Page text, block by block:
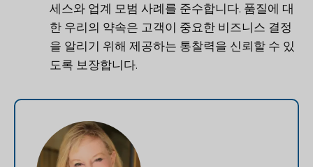
세스와 업계 모범 사례를 준수합니다. 품질에 대
한 우리의 약속은 고객이 중요한 비즈니스 결정
을 알리기 위해 제공하는 통찰력을 신뢰할 수 있
도록 보장합니다.